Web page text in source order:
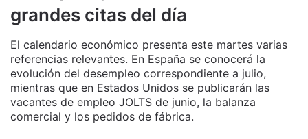
grandes citas del día
El calendario económico presenta este martes varias
referencias relevantes. En España se conocerá la
evolución del desempleo correspondiente a julio,
mientras que en Estados Unidos se publicarán las
vacantes de empleo JOLTS de junio, la balanza
comercial y los pedidos de fábrica.